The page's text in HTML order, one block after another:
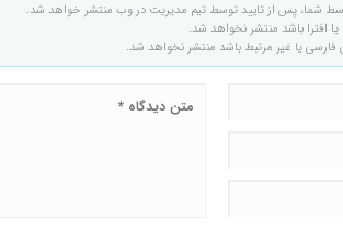
شما، پس از تایید توسط تیم مدیریت در وب منتشر خواهد شد.
افترا باشد منتشر نخواهد شد.
فارسی یا غیر مرتبط باشد منتشر نخواهد شد.